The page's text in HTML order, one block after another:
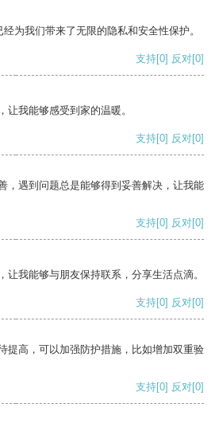
为我们带来了无限的隐私和安全性保护。
支持[0] 反对[0]
让我能够感受到家的温暖。
支持[0] 反对[0]
，遇到问题总是能够得到妥善解决，让我能
支持[0] 反对[0]
让我能够与朋友保持联系，分享生活点滴。
支持[0] 反对[0]
提高，可以加强防护措施，比如增加双重验
支持[0] 反对[0]